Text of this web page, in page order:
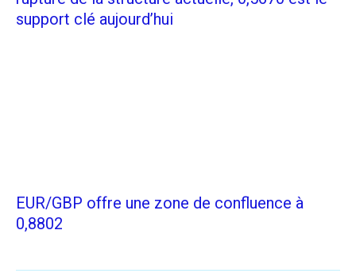
support clé aujourd’hui
EUR/GBP offre une zone de confluence à
0,8802